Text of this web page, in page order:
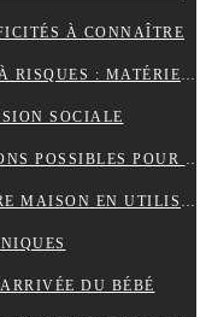
À CONNAÎTRE
LA SÉCURITÉ DANS LES TRAVAUX À RISQUES : MATÉRIEL ET OBLIGATIONS
SOCIALE
QUELLES SONT LES CONFIGURATIONS POSSIBLES POUR UN ÉTABLI D’ATELIER PROFESSIONNEL ?
OPTIMISER L’INTIMITÉ DANS VOTRE MAISON EN UTILISANT DES VOLETS ROULANTS
DU BÉBÉ